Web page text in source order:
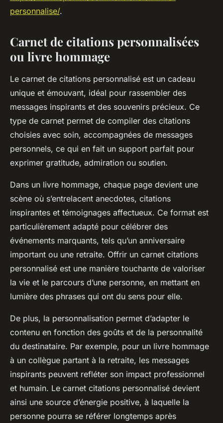
personnalise/.
Carnet de citations personnalisées
ou livre hommage
Le carnet de citations personnalisé est un cadeau
unique et émouvant, idéal pour rassembler des
messages inspirants et des souvenirs précieux. Ce
type de carnet permet de compiler des citations
choisies avec soin, accompagnées de messages
personnels, ce qui en fait un support parfait pour
exprimer gratitude, admiration ou soutien.
Dans un livre hommage, chaque page devient une
scène où s’entrelacent anecdotes, citations
inspirantes et témoignages affectueux. Ce format est
particulièrement adapté pour célébrer des
événements marquants, tels qu’un anniversaire
important ou une retraite. Offrir un carnet citations
personnalisé est une manière touchante de valoriser
la vie et le parcours d’une personne, en mettant en
lumière des phrases qui ont du sens pour elle.
De plus, la personnalisation permet d’adapter le
contenu en fonction des goûts et de la personnalité
du destinataire. Par exemple, pour un livre hommage
à un collègue partant à la retraite, les messages
inspirants peuvent refléter son impact professionnel
et humain. Le carnet citations personnalisé devient
ainsi une source d’énergie positive, à laquelle la
personne pourra se référer longtemps après